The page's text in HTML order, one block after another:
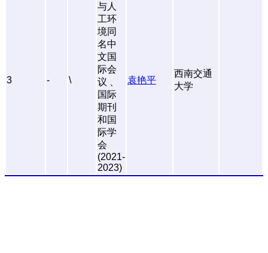
3 - \
与人
工环
境同
名中
文国
际会
议 、
国际
期刊
和国
际学
会
(2021-
2023)
袁艳平
西南交通
大学